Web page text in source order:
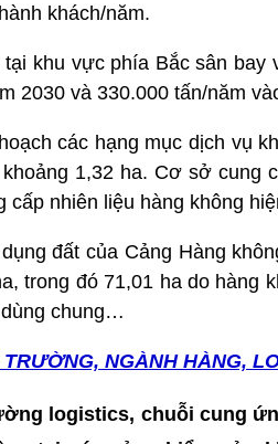
khách/năm.
khu vực phía Bắc sân
2030 và 330.000 tấn/năm
các hạng mục dịch vụ
1,32 ha. Cơ sở cung
cấp nhiên liệu hàng không
đất của Cảng Hàng
trong đó 71,01 ha do hàng
chung…
NGÀNH HÀNG,
logistics, chuỗi cung